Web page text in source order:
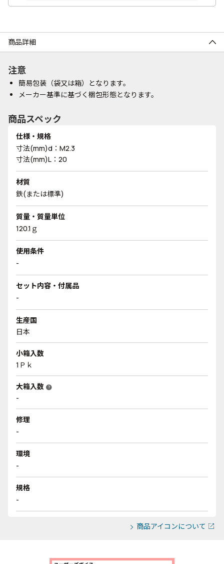
商品詳細
注意
簡易包装（袋又は箱）となります。
メーカー基準に基づく梱包形態となります。
商品スペック
仕様・規格
寸法(mm)d：M2.3
寸法(mm)L：20
材質
鉄(または標準)
質量・質量単位
120.1ｇ
使用条件
-
セット内容・付属品
-
生産国
日本
小箱入数
1Ｐｋ
大箱入数 help
-
修理
-
環境
-
規格
-
商品アイコンについて